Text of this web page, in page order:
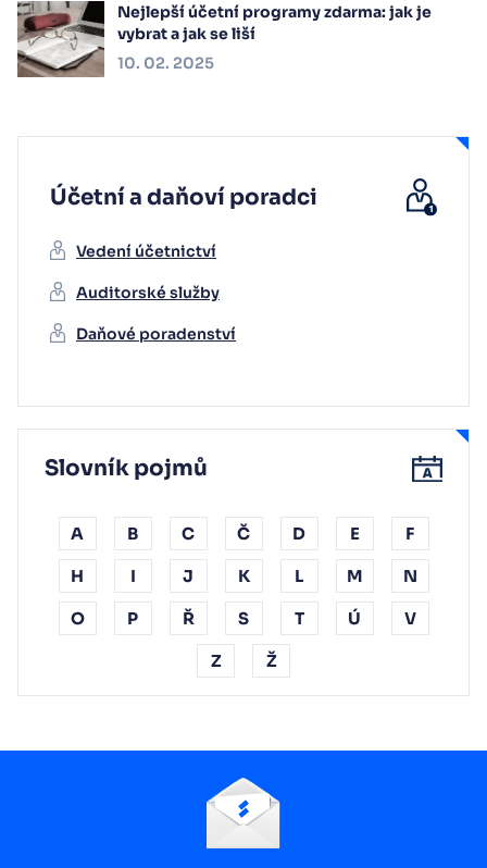
Nejlepší účetní programy zdarma: jak je
vybrat a jak se liší
10. 02. 2025
Účetní a daňoví poradci
Vedení účetnictví
Auditorské služby
Daňové poradenství
Slovník pojmů
A B C Č D E F
H I J K L M N
O P Ř S T Ú V
Z Ž